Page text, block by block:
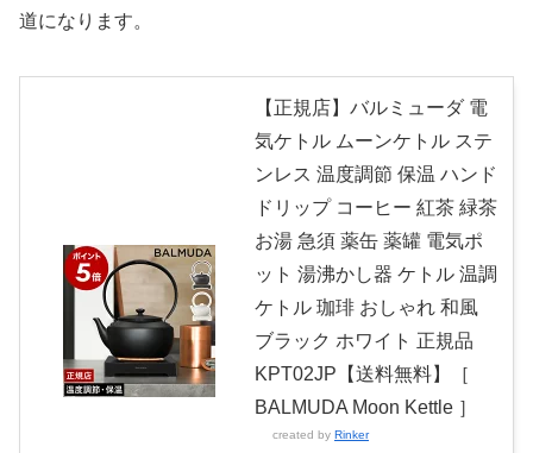
道になります。
【正規店】バルミューダ 電
気ケトル ムーンケトル ステ
ンレス 温度調節 保温 ハンド
ドリップ コーヒー 紅茶 緑茶
お湯 急須 薬缶 薬罐 電気ポ
ット 湯沸かし器 ケトル 温調
ケトル 珈琲 おしゃれ 和風
ブラック ホワイト 正規品
KPT02JP【送料無料】［
BALMUDA Moon Kettle ］
created by Rinker